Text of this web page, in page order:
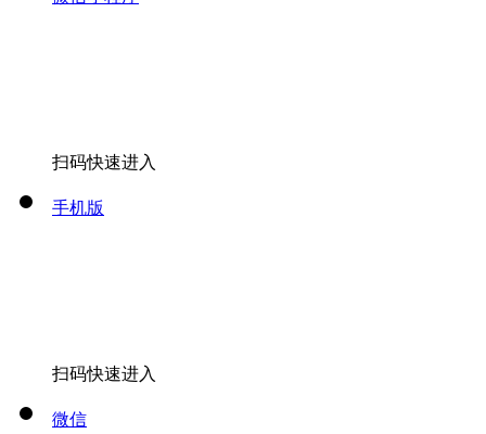
扫码快速进入
手机版
扫码快速进入
微信